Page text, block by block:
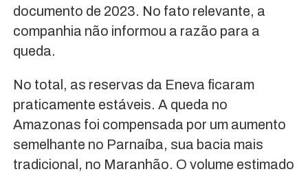
documento de 2023. No fato relevante, a
companhia não informou a razão para a
queda.
No total, as reservas da Eneva ficaram
praticamente estáveis. A queda no
Amazonas foi compensada por um aumento
semelhante no Parnaíba, sua bacia mais
tradicional, no Maranhão. O volume estimado